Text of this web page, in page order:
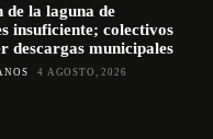
de la laguna de
insuficiente; colectivos
descargas municipales
4 AGOSTO, 2026